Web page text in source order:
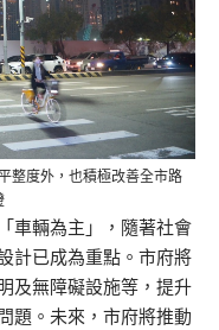
整度外，也積極改善全市路
車輛為主」，隨著社會
計已成為重點。市府將
及無障礙設施等，提升
題。未來，市府將推動